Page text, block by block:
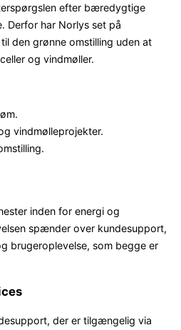
efter bæredygtige
Derfor har Norlys set på
den grønne omstilling uden at
og vindmøller.
vindmølleprojekter.
inden for energi og
spænder over kundesupport,
brugeroplevelse, som begge er
der er tilgængelig via